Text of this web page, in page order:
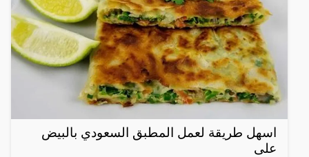
اسهل طريقة لعمل المطبق السعودي بالبيض
على